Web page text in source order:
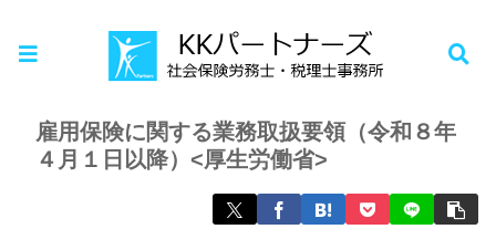
お知らせ
雇用保険に関する業務取扱要領（令和８年
４月１日以降）<厚生労働省>